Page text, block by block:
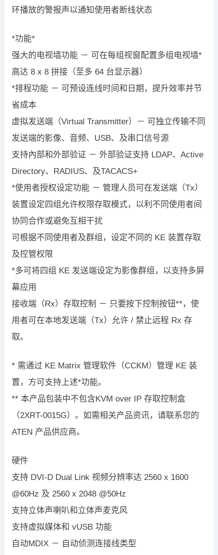
环播放的警报声以通知使用者断线状态
*功能*
强大的电视墙功能 － 可在每组视窗配置多组电视墙*
高达 8 x 8 拼接（至多 64 台显示器）
*排程功能 － 可预设连线时间和日期，提升效率并节
省成本
虚拟发送端（Virtual Transmitter）－ 可独立传输不同
发送端的影像、音频、USB、及串口信号源
支持內部和外部验证 － 外部验证支持 LDAP、Active
Directory、RADIUS、及TACACS+
*使用者授权设定功能 － 管理人员可在发送端（Tx）
装置设定四组允许权限存取模式，以利不同使用者间
协同合作或避免互相干扰
可根据不同使用者及群组，设定不同的 KE 装置存取
及控管权限
*多可将四组 KE 发送端设定为影像群组，以支持多屏
幕应用
接收端（Rx）存取控制 － 只要按下控制按钮**，使
用者可在本地发送端（Tx）允许 / 禁止远程 Rx 存
取。
* 需通过 KE Matrix 管理软件（CCKM）管理 KE 装
置，方可支持上述*功能。
** 本产品包装中不包含KVM over IP 存取控制盒
（2XRT-0015G）。如需相关产品资讯，请联系您的
ATEN 产品供应商。
硬件
支持 DVI-D Dual Link 视频分辨率达 2560 x 1600
@60Hz 及 2560 x 2048 @50Hz
支持立体声喇叭和立体声麦克风
支持虚拟媒体和 vUSB 功能
自动MDIX － 自动侦测连接线类型